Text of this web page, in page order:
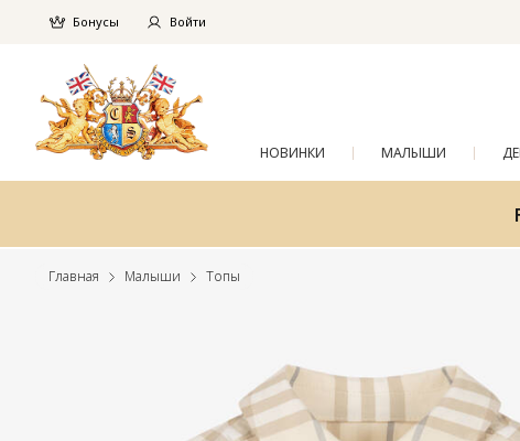
Бонусы Войти
НОВИНКИ МАЛЫШИ
Главная Малыши Топы